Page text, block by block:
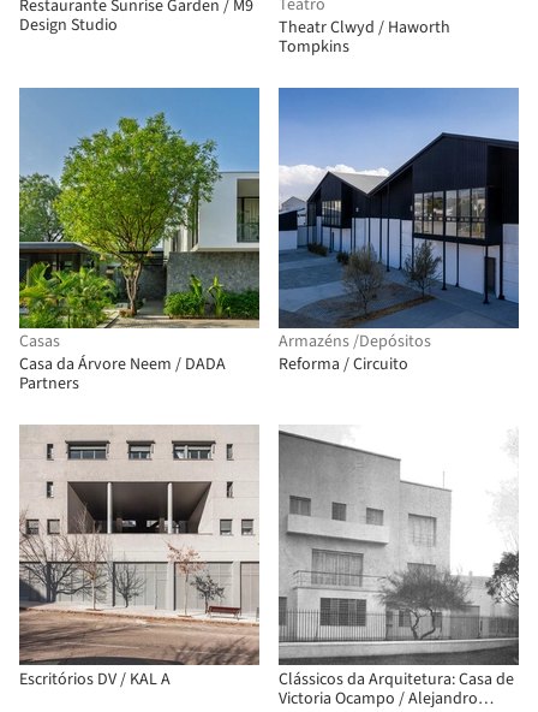
Restaurante Sunrise Garden / M9
Design Studio
Teatro
Theatr Clwyd / Haworth
Tompkins
Casas
Casa da Árvore Neem / DADA
Partners
Armazéns /Depósitos
Reforma / Circuito
Escritórios DV / KAL A
Clássicos da Arquitetura: Casa de
Victoria Ocampo / Alejandro